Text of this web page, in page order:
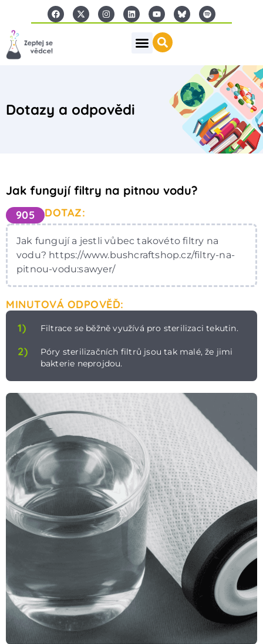
Dotazy a odpovědi
Jak fungují filtry na pitnou vodu?
905 DOTAZ:
Jak fungují a jestli vůbec takovéto filtry na
vodu? https://www.bushcraftshop.cz/filtry-na-
pitnou-vodu:sawyer/
MINUTOVÁ ODPOVĚĎ:
1)
Filtrace se běžně využívá pro sterilizaci tekutin.
2)
Póry sterilizačních filtrů jsou tak malé, že jimi
bakterie neprojdou.